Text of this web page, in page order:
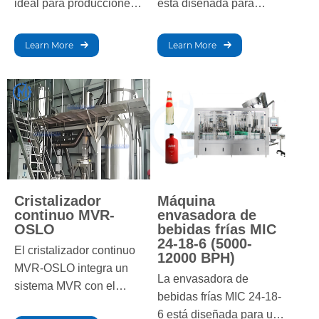
ideal para producciones
Permite un control
manual preciso del
garantizando una
carbonatación uniforme y
precisión de llenado,
ideal para operaciones
de bebidas de bajo
volumen.
Learn More
está diseñada para
volumen, ofreciendo un
llenado, tapado y
Con capacidad para
operaciones a gran
escala, garantiza un
envasado preciso y
consistente para diversas
Learn More
Cristalizador
continuo MVR-
OSLO
El cristalizador continuo
MVR-OSLO integra un
sistema MVR con el
Máquina
envasadora de
bebidas frías MIC
24-18-6 (5000-
12000 BPH)
La envasadora de
bebidas frías MIC 24-18-
6 está diseñada para una